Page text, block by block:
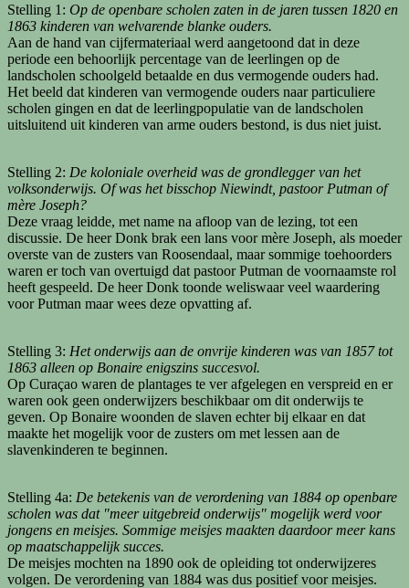
Stelling 1: Op de openbare scholen zaten in de jaren tussen 1820 en
1863 kinderen van welvarende blanke ouders.
Aan de hand van cijfermateriaal werd aangetoond dat in deze
periode een behoorlijk percentage van de leerlingen op de
landscholen schoolgeld betaalde en dus vermogende ouders had.
Het beeld dat kinderen van vermogende ouders naar particuliere
scholen gingen en dat de leerlingpopulatie van de landscholen
uitsluitend uit kinderen van arme ouders bestond, is dus niet juist.
Stelling 2: De koloniale overheid was de grondlegger van het
volksonderwijs. Of was het bisschop Niewindt, pastoor Putman of
mère Joseph?
Deze vraag leidde, met name na afloop van de lezing, tot een
discussie. De heer Donk brak een lans voor mère Joseph, als moeder
overste van de zusters van Roosendaal, maar sommige toehoorders
waren er toch van overtuigd dat pastoor Putman de voornaamste rol
heeft gespeeld. De heer Donk toonde weliswaar veel waardering
voor Putman maar wees deze opvatting af.
Stelling 3: Het onderwijs aan de onvrije kinderen was van 1857 tot
1863 alleen op Bonaire enigszins succesvol.
Op Curaçao waren de plantages te ver afgelegen en verspreid en er
waren ook geen onderwijzers beschikbaar om dit onderwijs te
geven. Op Bonaire woonden de slaven echter bij elkaar en dat
maakte het mogelijk voor de zusters om met lessen aan de
slavenkinderen te beginnen.
Stelling 4a: De betekenis van de verordening van 1884 op openbare
scholen was dat "meer uitgebreid onderwijs" mogelijk werd voor
jongens en meisjes. Sommige meisjes maakten daardoor meer kans
op maatschappelijk succes.
De meisjes mochten na 1890 ook de opleiding tot onderwijzeres
volgen. De verordening van 1884 was dus positief voor meisjes.